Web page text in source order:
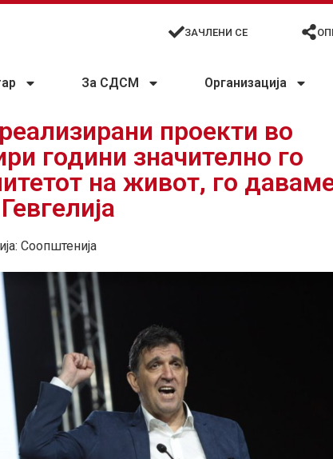
ЗАЧЛЕНИ СЕ
За СДСМ Организација
проекти во
години значително го
на живот, го
Соопштенија